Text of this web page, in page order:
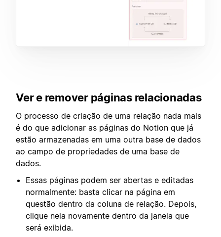
Ver e remover páginas relacionadas
O processo de criação de uma relação nada mais
é do que adicionar as páginas do Notion que já
estão armazenadas em uma outra base de dados
ao campo de propriedades de uma base de
dados.
Essas páginas podem ser abertas e editadas
normalmente: basta clicar na página em
questão dentro da coluna de relação. Depois,
clique nela novamente dentro da janela que
será exibida.